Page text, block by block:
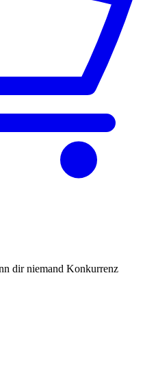
dir niemand Konkurrenz